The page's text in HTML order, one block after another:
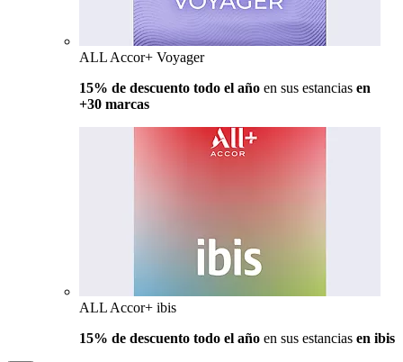
ALL Accor+ Voyager
15% de descuento todo el año en sus estancias en
+30 marcas
ALL Accor+ ibis
15% de descuento todo el año en sus estancias en ibis